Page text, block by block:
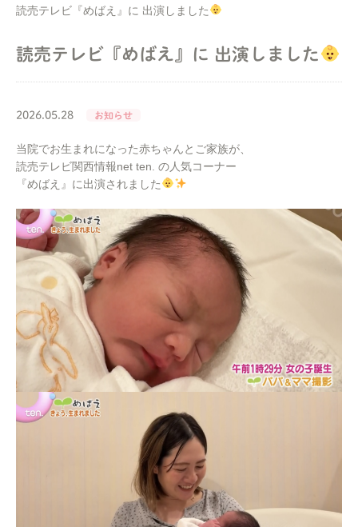
読売テレビ『めばえ』に 出演しました
読売テレビ『めばえ』に 出演しました
2026.05.28 お知らせ
当院でお生まれになった赤ちゃんとご家族が、
読売テレビ関西情報net ten. の人気コーナー
『めばえ』に出演されました